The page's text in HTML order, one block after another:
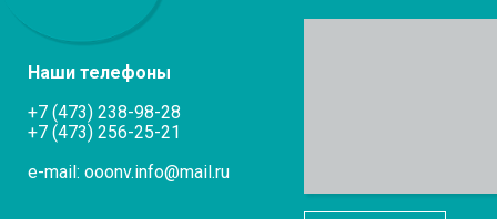
Наши телефоны
+7 (473) 238-98-28
+7 (473) 256-25-21
e-mail: ooonv.info@mail.ru